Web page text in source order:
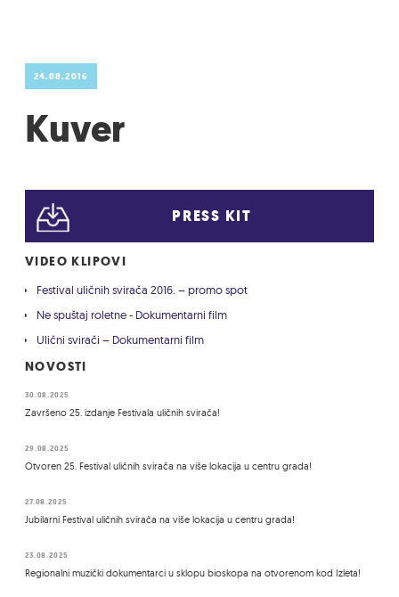
24.08.2016
Kuver
PRESS KIT
VIDEO KLIPOVI
Festival uličnih svirača 2016. – promo spot
Ne spuštaj roletne - Dokumentarni film
Ulični svirači – Dokumentarni film
NOVOSTI
30.08.2025
Završeno 25. izdanje Festivala uličnih svirača!
29.08.2025
Otvoren 25. Festival uličnih svirača na više lokacija u centru grada!
27.08.2025
Jubilarni Festival uličnih svirača na više lokacija u centru grada!
23.08.2025
Regionalni muzički dokumentarci u sklopu bioskopa na otvorenom kod Izleta!